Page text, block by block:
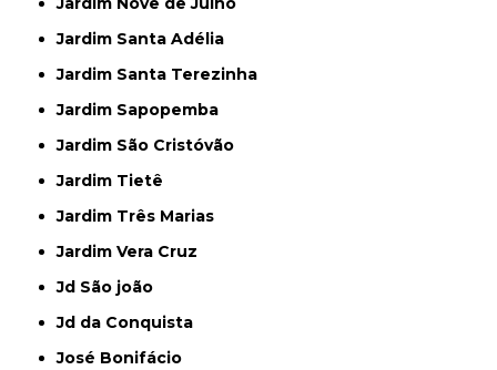
Jardim Santa Adélia
Jardim Santa Terezinha
Jardim Sapopemba
Jardim São Cristóvão
Jardim Tietê
Jardim Três Marias
Jardim Vera Cruz
Jd São joão
Jd da Conquista
José Bonifácio